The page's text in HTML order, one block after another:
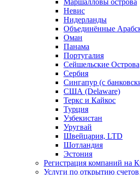
Маршалловы острова
Нeвис
Нидерланды
Объединённые
Оман
Панама
Португалия
Сейшельские Острова
Сербия
Сингапур (c
США (Delaware)
Теркс и Кайкос
Турция
Узбекистан
Уругвай
Швейцария, LTD
Шотландия
Эстония
Регистрация компаний на
Услуги по открытию